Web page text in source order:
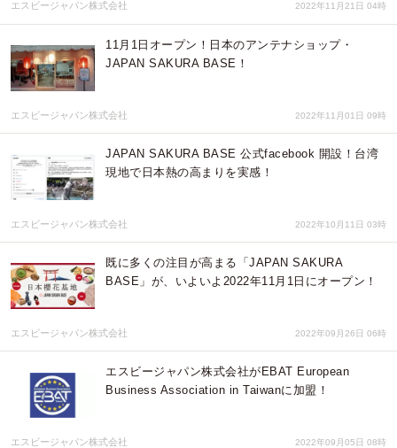
エスビージャパン株式会社 2022年11月21日 04時
11月1日オープン！日本のアンテナショップ・
JAPAN SAKURA BASE！
エスビージャパン株式会社 2022年11月01日 09時
JAPAN SAKURA BASE 公式facebook 開設！台湾
現地で日本熱の高まりを実感！
エスビージャパン株式会社 2022年10月11日 03時
既に多くの注目が高まる「JAPAN SAKURA
BASE」が、いよいよ2022年11月1日にオープン！
エスビージャパン株式会社 2022年09月26日 06時
エスビージャパン株式会社がEBAT European
Business Association in Taiwanに加盟！
エスビージャパン株式会社 2022年09月05日 08時